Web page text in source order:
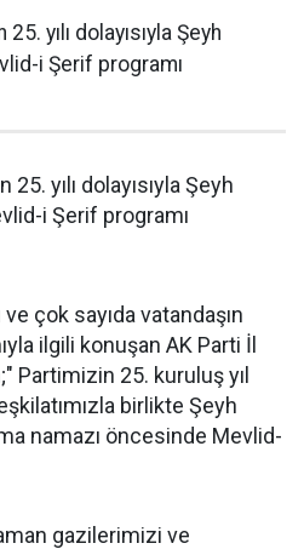
yılı dolayısıyla Şeyh
i Şerif programı
yılı dolayısıyla Şeyh
i Şerif programı
çok sayıda vatandaşın
ilgili konuşan AK Parti İl
Partimizin 25. kuruluş yıl
birlikte Şeyh
namazı öncesinde Mevlid-
gazilerimizi ve